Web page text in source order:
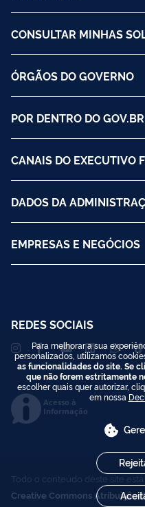
CONSULTAR MINHAS
ÓRGÃOS DO GOVERNO
POR DENTRO DO GOV.BR
CANAIS DO EXECUTIVO
DADOS DA
EMPRESAS E NEGÓCIOS
REDES SOCIAIS
Acesso à
Informação
Todo o conteúdo deste site
Creative Commons Atribuição-
Para melhorar a sua
personalizados, utilizamos
as funcionalidades do site. Se
que não forem estritamente
escolher quais quer autorizar,
em nossa